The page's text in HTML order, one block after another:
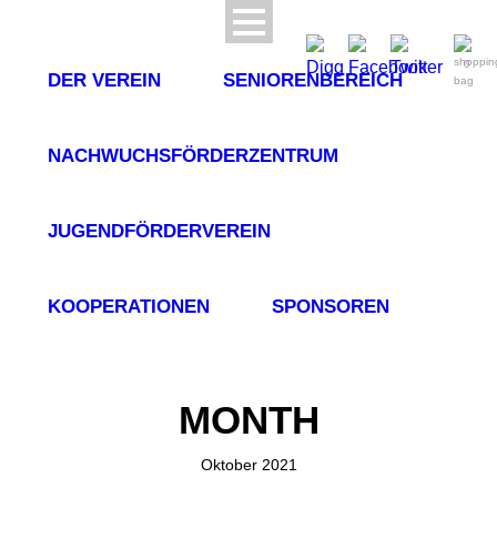
0
DER VEREIN SENIORENBEREICH
NACHWUCHSFÖRDERZENTRUM
JUGENDFÖRDERVEREIN
KOOPERATIONEN SPONSOREN
MONTH
Oktober 2021